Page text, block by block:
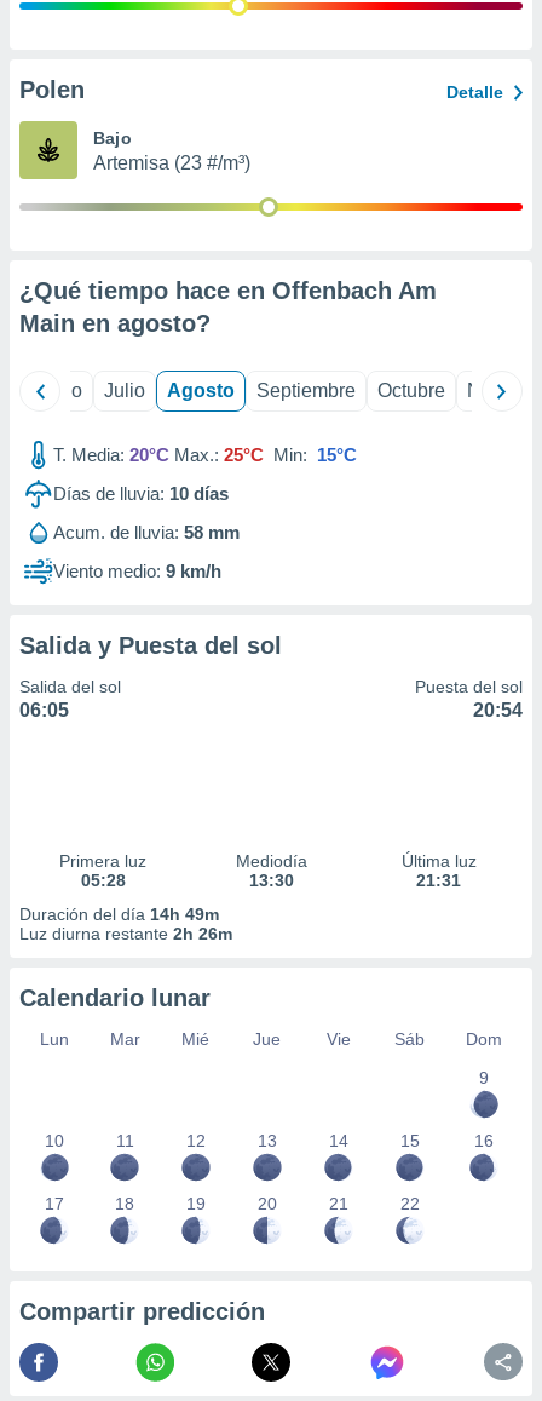
publicidad
de
Polen Detalle
Bajo
Artemisa (23 #/m³)
¿Qué tiempo hace en Offenbach Am
Main en agosto?
Junio Julio Agosto Septiembre Octubre
T. Media: 20°C Max.: 25°C Min: 15°C
Días de lluvia: 10 días
Acum. de lluvia: 58 mm
Viento medio: 9 km/h
Salida y Puesta del sol
Salida del sol
06:05
Puesta del sol
20:54
Primera luz
05:28
Mediodía
13:30
Última luz
21:31
Duración del día 14h 49m
Luz diurna restante 2h 26m
Calendario lunar
Lun Mar Mié Jue Vie Sáb
Dom
9
10 11 12 13 14 15 16
17 18 19 20 21 22
Compartir predicción